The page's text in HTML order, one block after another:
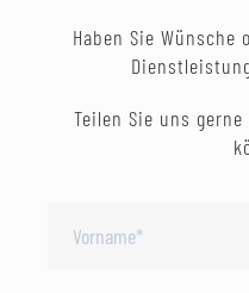
Haben Sie Wünsche
Teilen Sie uns